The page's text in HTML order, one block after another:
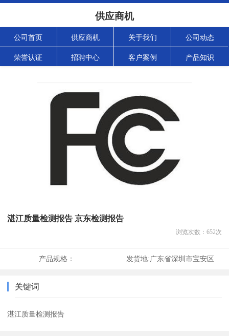
供应商机
公司首页 供应商机 关于我们 公司动态
荣誉认证 招聘中心 客户案例 产品知识
湛江质量检测报告 京东检测报告
浏览次数： 652次
产品规格： 发货地:广东省深圳市宝安区
关键词
湛江质量检测报告